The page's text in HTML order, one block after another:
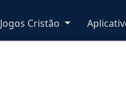
Jogos Cristão